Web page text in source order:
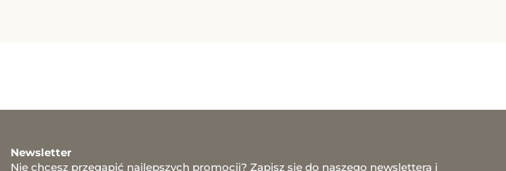
Newsletter
Nie chcesz przegapić najlepszych promocji? Zapisz się do naszego newslettera i